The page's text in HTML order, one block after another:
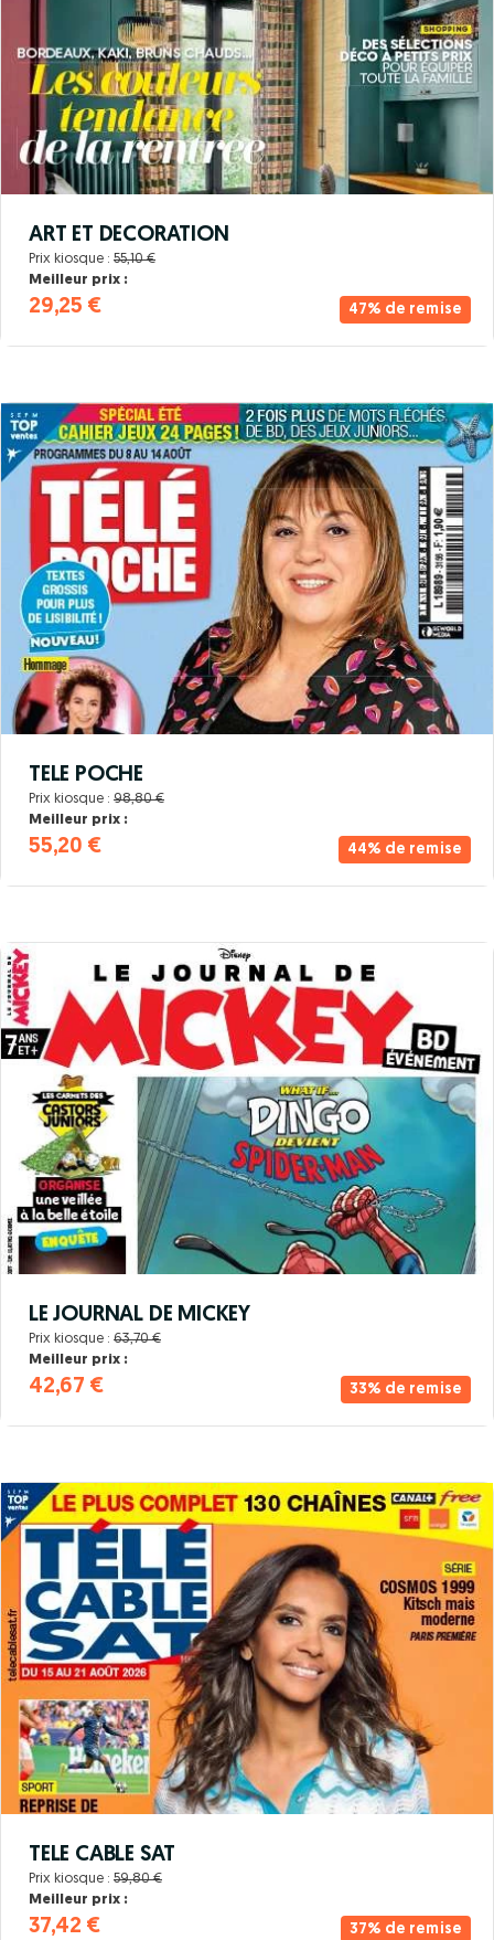
47% de remise
ART ET DECORATION
Prix kiosque : 55,10 €
Meilleur prix :
29,25 €
44% de remise
TELE POCHE
Prix kiosque : 98,80 €
Meilleur prix :
55,20 €
33% de remise
LE JOURNAL DE MICKEY
Prix kiosque : 63,70 €
Meilleur prix :
42,67 €
37% de remise
TELE CABLE SAT
Prix kiosque : 59,80 €
Meilleur prix :
37,42 €